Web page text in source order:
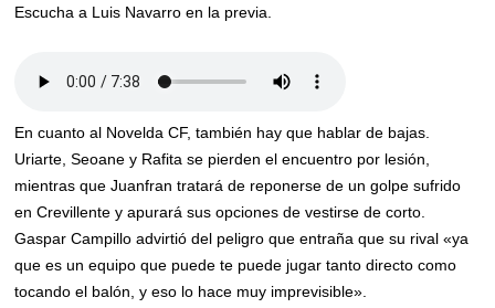
Escucha a Luis Navarro en la previa.
En cuanto al Novelda CF, también hay que hablar de bajas.
Uriarte, Seoane y Rafita se pierden el encuentro por lesión,
mientras que Juanfran tratará de reponerse de un golpe sufrido
en Crevillente y apurará sus opciones de vestirse de corto.
Gaspar Campillo advirtió del peligro que entraña que su rival «ya
que es un equipo que puede te puede jugar tanto directo como
tocando el balón, y eso lo hace muy imprevisible».